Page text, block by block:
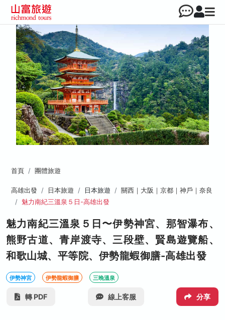
首頁 團體旅遊
高雄出發 日本旅遊 日本旅遊
關西｜大阪｜京都｜神戶｜奈良
魅力南紀三溫泉５日-高雄出發
魅力南紀三溫泉５日〜伊勢神宮、那智瀑布、
熊野古道、青岸渡寺、三段壁、賢島遊覽船、
和歌山城、平等院、伊勢龍蝦御膳-高雄出發
伊勢神宮 伊勢龍蝦御膳 三晚溫泉
轉 PDF 線上客服 分享